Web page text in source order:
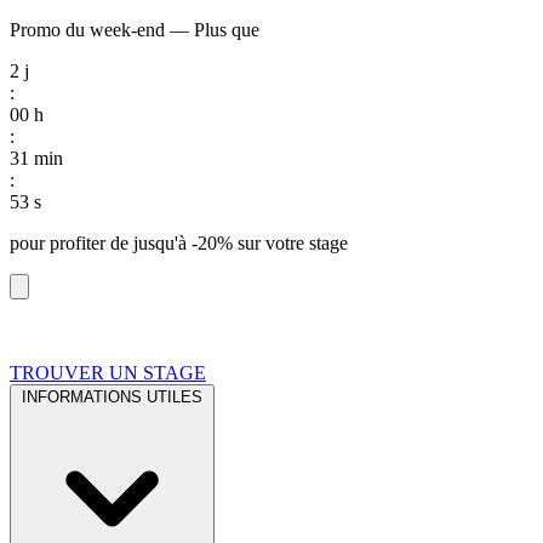
Promo du week-end — Plus que
2 j
:
00 h
:
31 min
:
52 s
pour profiter de jusqu'à -20% sur votre stage
TROUVER UN STAGE
INFORMATIONS UTILES